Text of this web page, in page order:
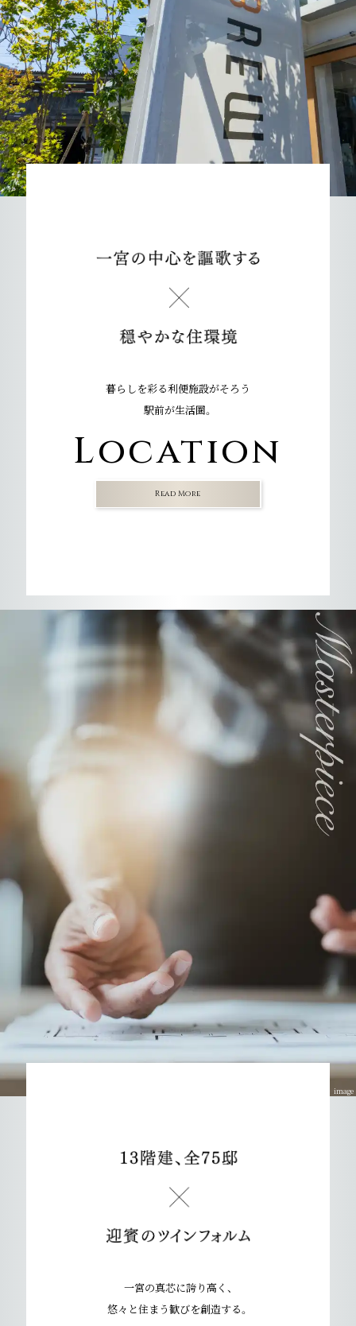
暮らしを彩る利便施設がそろう
駅前が生活圏。
Location
Read More
image
一宮の真芯に誇り高く、
悠々と住まう歓びを創造する。